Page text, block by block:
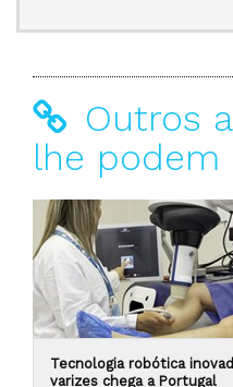
Outros
lhe podem
Tecnologia robótica
varizes chega a Portugal